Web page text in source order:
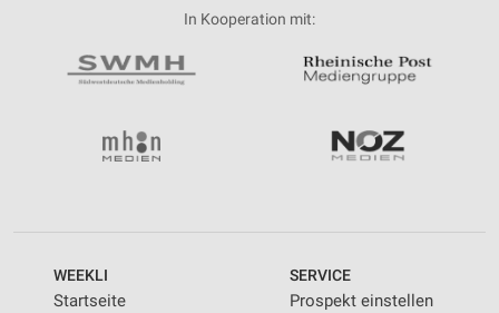
In Kooperation mit:
WEEKLI
Startseite
SERVICE
Prospekt einstellen